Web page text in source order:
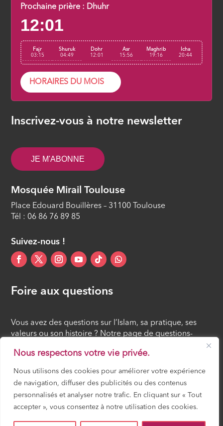
Nous respectons votre vie privée.
Nous utilisons des cookies pour améliorer votre expérience
de navigation, diffuser des publicités ou des contenus
personnalisés et analyser notre trafic. En cliquant sur « Tout
accepter », vous consentez à notre utilisation des cookies.
ÉPISODE 8
ÉPISODE 9
La Basmala (Bismillahir-Rahmanir-
Rahim) est-elle un verset de la
ÉPISODE 11
Prochaine prière : Dhuhr
12:01
Fajr
03:15
Shuruk
04:49
Dohr
12:01
Asr
15:56
Maghrib
19:16
Icha
20:44
HORAIRES DU MOIS
Inscrivez-vous à notre newsletter
JE M'ABONNE
Mosquée Mirail Toulouse
Place Edouard Bouillères – 31100 Toulouse
Tél : 06 86 76 89 85
Suivez-nous !
Foire aux questions
Vous avez des questions sur l’Islam, sa pratique, ses
valeurs ou son histoire ? Notre page de questions-
réponses rassemble des réponses claires et accessibles
à tous, croyants ou simples curieux.
FOIRE AUX QUESTIONS